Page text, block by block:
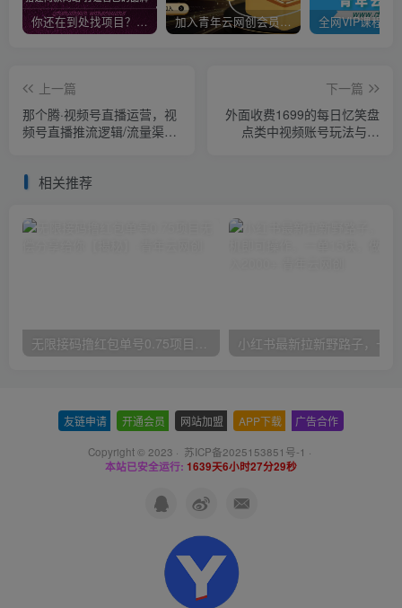
你还在到处找项目？还在当韭菜？我靠卖项目一个月收入5万+，曾经我也是个失败者。 加入青年云网创会员，全站资源免费学习。加入高级合伙人，推广日入1000+
上一篇
那个腾·视频号直播运营，​视
频号直播推流逻辑/流量渠道
下一篇
外面收费1699的每日忆笑盘
点类中视频账号玩法与技
相关推荐
无限接码撸红包单号0.75项目无偿分享给你【揭秘】
友链申请 开通会员 网站加盟 APP下载 广告合作
Copyright © 2023 · 苏ICP备2025153851号-1 ·
本站已安全运行: 1639天6小时27分30秒